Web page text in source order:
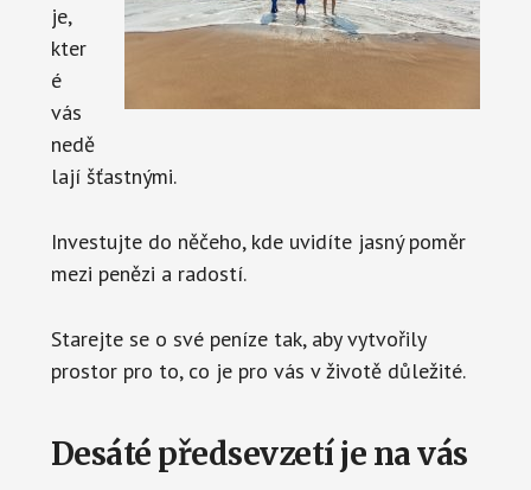
je,
kter
é
vás
nedě
lají šťastnými.
Investujte do něčeho, kde uvidíte jasný poměr
mezi penězi a radostí.
Starejte se o své peníze tak, aby vytvořily
prostor pro to, co je pro vás v životě důležité.
Desáté předsevzetí je na vás